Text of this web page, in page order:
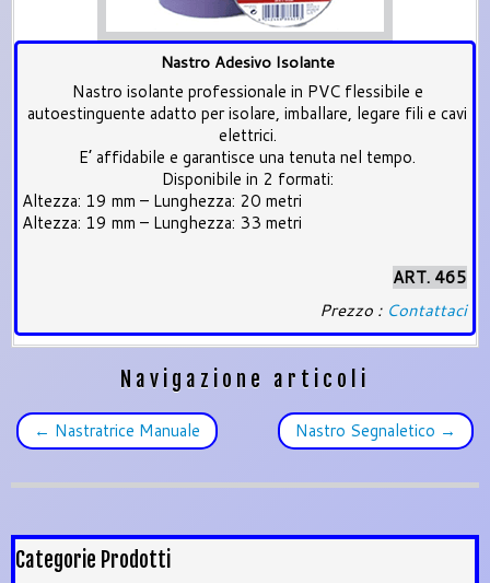
Nastro Adesivo Isolante
Nastro isolante professionale in PVC flessibile e
autoestinguente adatto per isolare, imballare, legare fili e cavi
elettrici.
E’ affidabile e garantisce una tenuta nel tempo.
Disponibile in 2 formati:
Altezza: 19 mm – Lunghezza: 20 metri
Altezza: 19 mm – Lunghezza: 33 metri
ART. 465
Prezzo : Contattaci
Navigazione articoli
Nastro Segnaletico →
← Nastratrice Manuale
Categorie Prodotti